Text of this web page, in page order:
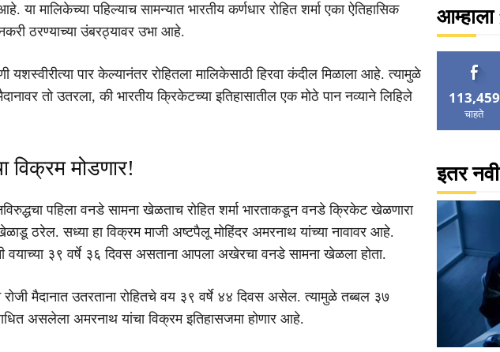
या मालिकेच्या पहिल्याच सामन्यात भारतीय कर्णधार रोहित शर्मा एका ऐतिहासिक
ठरण्याच्या उंबरठ्यावर उभा आहे.
यशस्वीरीत्या पार केल्यानंतर रोहितला मालिकेसाठी हिरवा कंदील मिळाला आहे. त्यामुळे
तो उतरला, की भारतीय क्रिकेटच्या इतिहासातील एक मोठे पान नव्याने लिहिले
विक्रम मोडणार!
पहिला वनडे सामना खेळताच रोहित शर्मा भारताकडून वनडे क्रिकेट खेळणारा
ठरेल. सध्या हा विक्रम माजी अष्टपैलू मोहिंदर अमरनाथ यांच्या नावावर आहे.
वयाच्या ३९ वर्षे ३६ दिवस असताना आपला अखेरचा वनडे सामना खेळला होता.
मैदानात उतरताना रोहितचे वय ३९ वर्षे ४४ दिवस असेल. त्यामुळे तब्बल ३७
असलेला अमरनाथ यांचा विक्रम इतिहासजमा होणार आहे.
113,459
चाहते
इतर